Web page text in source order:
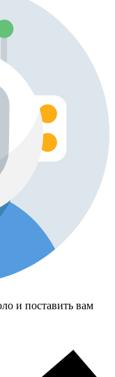
и поставить вам